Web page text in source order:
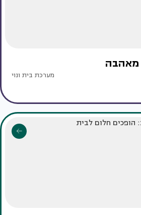
מאהבה
מערכת בית ונוי